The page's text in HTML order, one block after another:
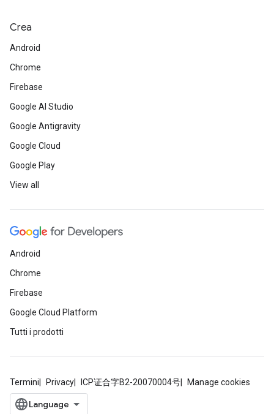
Crea
Android
Chrome
Firebase
Google AI Studio
Google Antigravity
Google Cloud
Google Play
View all
Android
Chrome
Firebase
Google Cloud Platform
Tutti i prodotti
Termini Privacy ICP证合字B2-20070004号 Manage cookies